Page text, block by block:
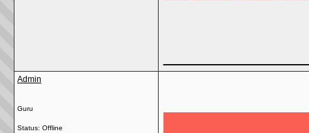
Admin
Guru
Status: Offline